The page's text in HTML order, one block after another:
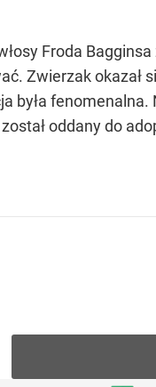
Froda Bagginsa
Zwierzak okazał
oddany do